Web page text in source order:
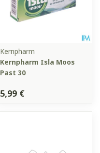
Kernpharm
Kernpharm Isla Moos
Past 30
5,99 €